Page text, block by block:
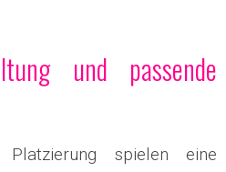
und passende
spielen eine